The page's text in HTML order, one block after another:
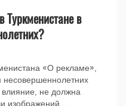
в
«О рекламе»,
несовершеннолетних
влияние, не должна
изображений,...